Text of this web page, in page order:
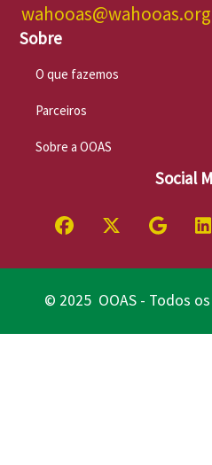
wahooas@wahooas.org
Sobre
O que fazemos
Parceiros
Sobre a OOAS
Social
© 2025 OOAS - Todos